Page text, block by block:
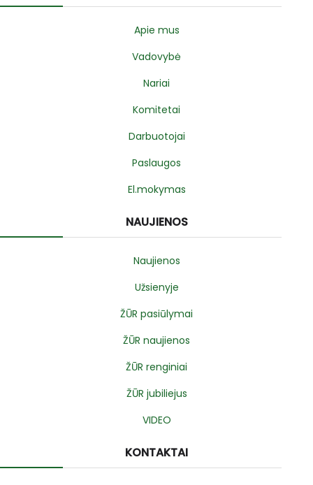
Apie mus
Vadovybė
Nariai
Komitetai
Darbuotojai
Paslaugos
El.mokymas
NAUJIENOS
Naujienos
Užsienyje
ŽŪR pasiūlymai
ŽŪR naujienos
ŽŪR renginiai
ŽŪR jubiliejus
VIDEO
KONTAKTAI